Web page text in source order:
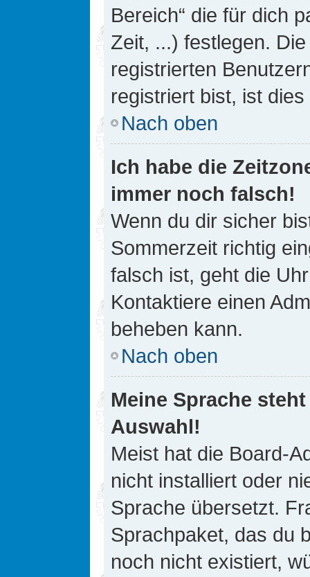
Bereich“ die für dich
Zeit, ...) festlegen.
registrierten
registriert bist, ist
Nach oben
Ich habe die
immer noch falsch!
Wenn du dir sicher
Sommerzeit richtig
falsch ist, geht die
Kontaktiere einen
beheben kann.
Nach oben
Meine Sprache
Auswahl!
Meist hat die Board-
nicht installiert oder
Sprache übersetzt.
Sprachpaket, das du
noch nicht existiert,